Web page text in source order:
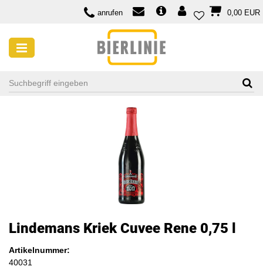
anrufen 0,00 EUR
Lindemans Kriek Cuvee Rene 0,75 l
Artikelnummer:
40031